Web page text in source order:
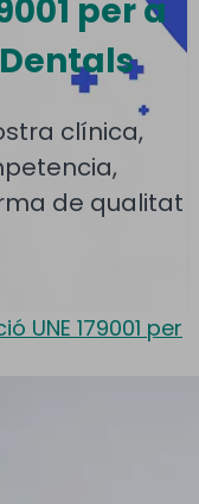
per a
clínica,
de qualitat
UNE 179001 per